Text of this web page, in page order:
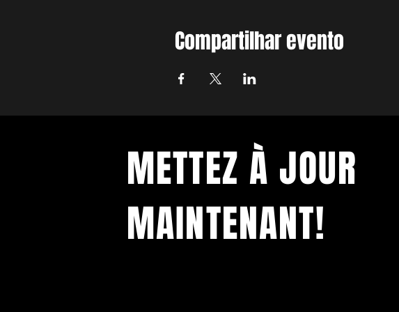
Compartilhar evento
METTEZ À JOUR
MAINTENANT!